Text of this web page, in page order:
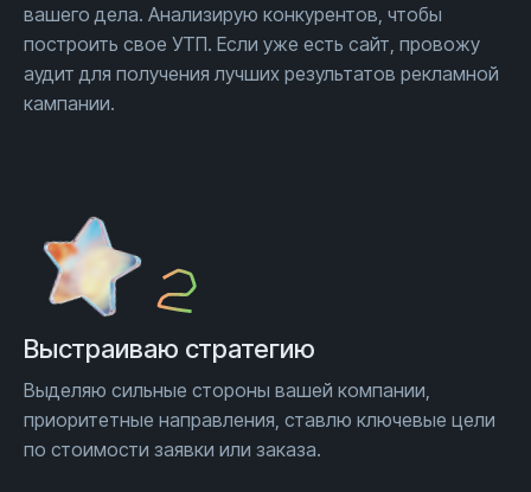
вашего дела. Анализирую конкурентов, чтобы
построить свое УТП. Если уже есть сайт, провожу
аудит для получения лучших результатов рекламной
кампании.
Выстраиваю стратегию
Выделяю сильные стороны вашей компании,
приоритетные направления, ставлю ключевые цели
по стоимости заявки или заказа.